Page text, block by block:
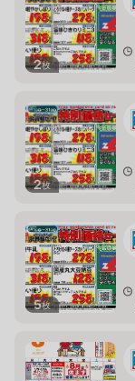
2枚
2枚
5枚